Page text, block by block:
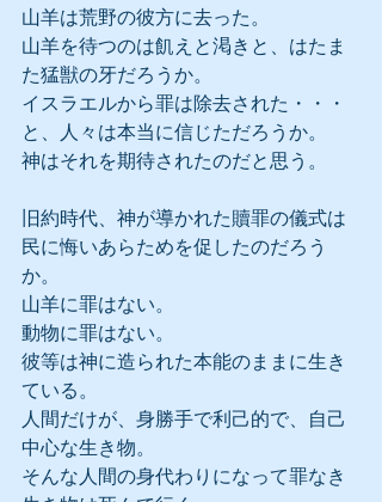
山羊は荒野の彼方に去った。
山羊を待つのは飢えと渇きと、はたま
た猛獣の牙だろうか。
イスラエルから罪は除去された・・・
と、人々は本当に信じただろうか。
神はそれを期待されたのだと思う。
旧約時代、神が導かれた贖罪の儀式は
民に悔いあらためを促したのだろう
か。
山羊に罪はない。
動物に罪はない。
彼等は神に造られた本能のままに生き
ている。
人間だけが、身勝手で利己的で、自己
中心な生き物。
そんな人間の身代わりになって罪なき